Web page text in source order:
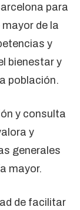
para
de la
y
bienestar y
población.
y consulta
y
generales
mayor.
de facilitar